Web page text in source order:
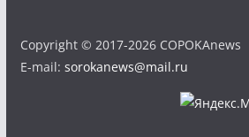
Copyright © 2017-2026 COPOKAnews
E-mail: sorokanews@mail.ru